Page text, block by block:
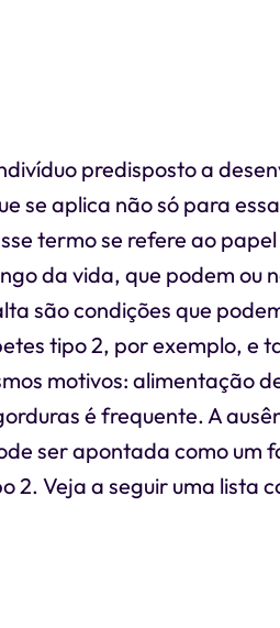
predisposto a
se aplica não só para
termo se refere ao
da vida, que podem ou
são condições que
tipo 2, por exemplo, e
motivos: alimentação
é frequente. A
ser apontada como um
Veja a seguir uma lista